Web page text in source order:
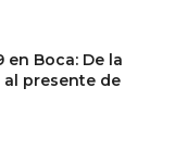
en Boca: De la
al presente de